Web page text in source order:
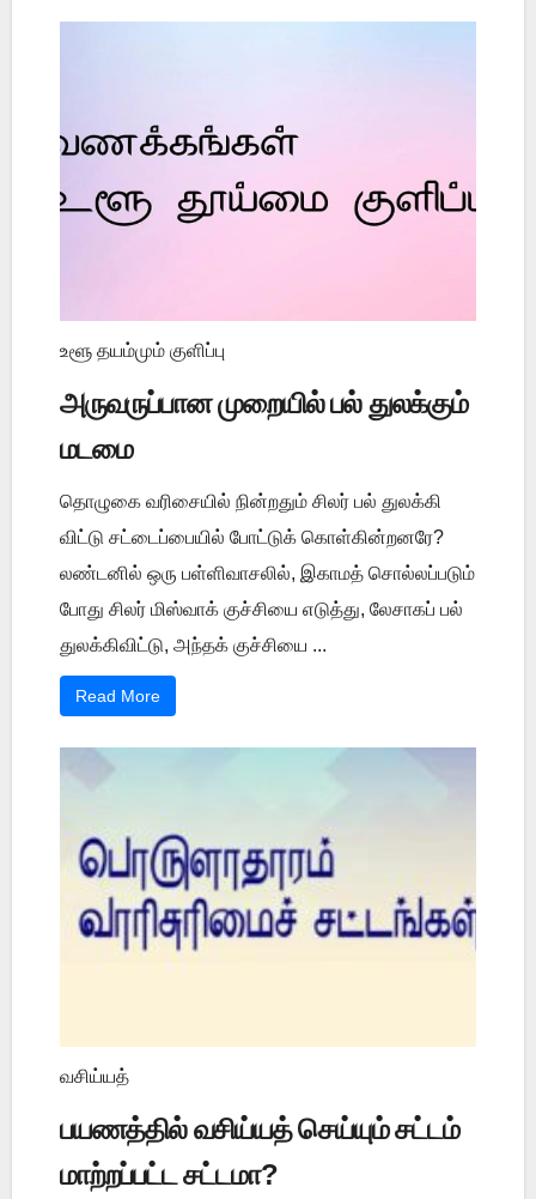
உளூ தயம்மும் குளிப்பு
அருவருப்பான முறையில் பல் துலக்கும்
மடமை
தொழுகை வரிசையில் நின்றதும் சிலர் பல் துலக்கி
விட்டு சட்டைப்பையில் போட்டுக் கொள்கின்றனரே?
லண்டனில் ஒரு பள்ளிவாசலில், இகாமத் சொல்லப்படும்
போது சிலர் மிஸ்வாக் குச்சியை எடுத்து, லேசாகப் பல்
துலக்கிவிட்டு, அந்தக் குச்சியை ...
Read More
வசிய்யத்
பயணத்தில் வசிய்யத் செய்யும் சட்டம்
மாற்றப்பட்ட சட்டமா?